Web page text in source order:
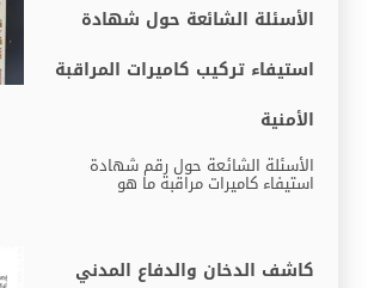
الأسئلة الشائعة حول شهادة
استيفاء تركيب كاميرات المراقبة
الأمنية
الأسئلة الشائعة حول رقم شهادة
استيفاء كاميرات مراقبة ما هو
كاشف الدخان والدفاع المدني